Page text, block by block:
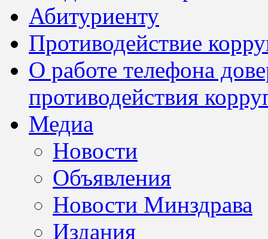
Абитуриенту
Противодействие
О работе телефона
противодействия
Медиа
Новости
Объявления
Новости Минздрава
Издания